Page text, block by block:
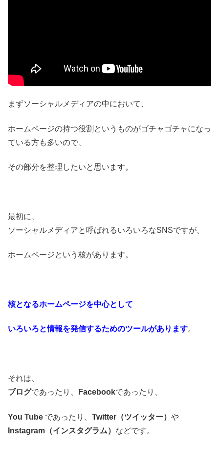
まずソーシャルメディアの中において、
ホームページの持つ役割というものがゴチャゴチャになっ
ている方も多いので、
その部分を整理したいと思います。
最初に、
ソーシャルメディアと呼ばれるいろいろなSNSですが、
ホームページという核があります。
核となるホームページを中心として
いろいろと情報を発信するためのツールがあります。
それは、
ブログであったり、 Facebookであったり、
You Tube であったり、 Twitter（ツイッター） や
Instagram（インスタグラム） などです。